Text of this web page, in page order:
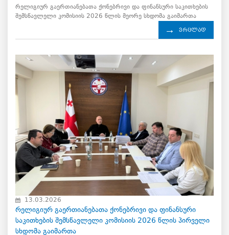
რელიგიურ გაერთიანებათა ქონებრივი და ფინანსური საკითხების
შემსწავლელი კომისიის 2026 წლის მეორე სხდომა გაიმართა
ვრცლად
13.03.2026
რელიგიურ გაერთიანებათა ქონებრივი და ფინანსური
საკითხების შემსწავლელი კომისიის 2026 წლის პირველი
სხდომა გაიმართა